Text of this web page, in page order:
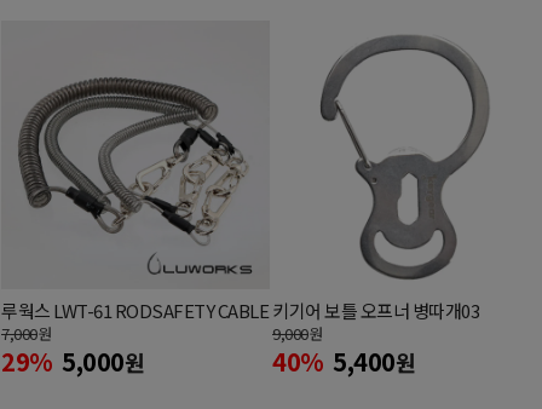
루웍스 LWT-61 RODSAFETY CABLE
7,000원
29% 5,000원
키기어 보틀 오프너 병따개03
9,000원
40% 5,400원